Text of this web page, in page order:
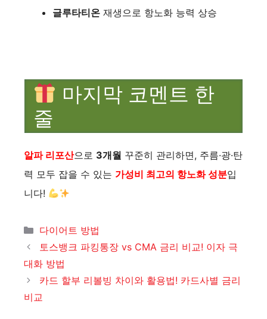
글루타티온 재생으로 항노화 능력 상승
마지막 코멘트 한
줄
알파 리포산으로 3개월 꾸준히 관리하면, 주름·광·탄
력 모두 잡을 수 있는 가성비 최고의 항노화 성분입
니다!
카
테
고
리
다이어트 방법
토스뱅크 파킹통장 vs CMA 금리 비교! 이자 극
대화 방법
카드 할부 리볼빙 차이와 활용법! 카드사별 금리
비교